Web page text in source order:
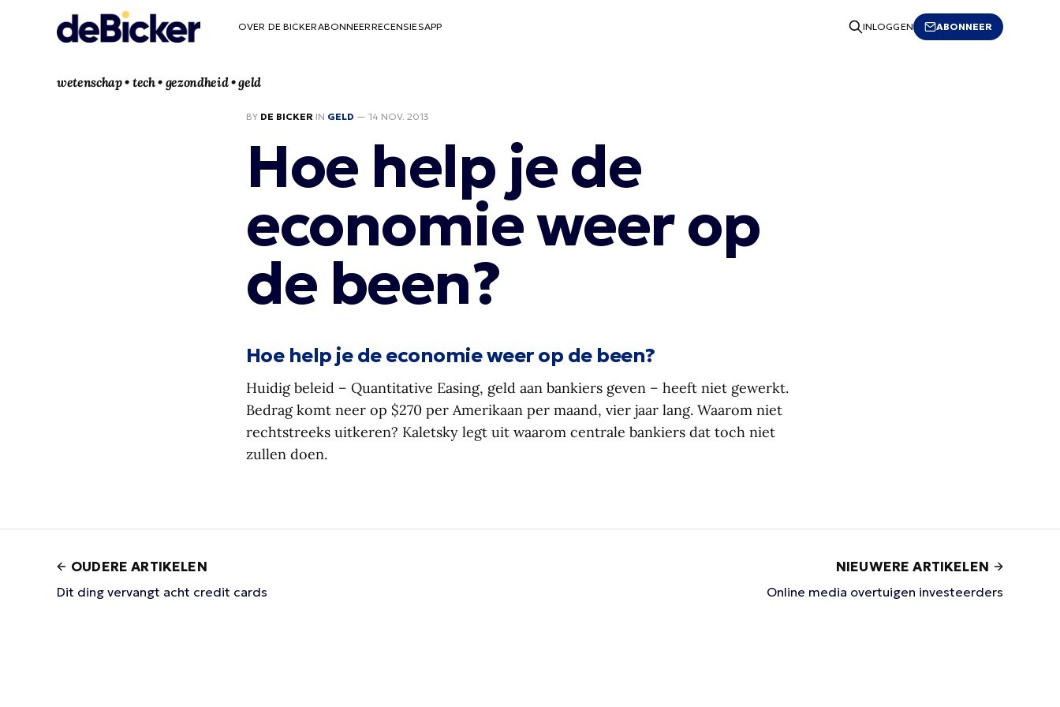
OVER DE BICKERABONNEERRECENSIESAPP INLOGGEN ABONNEER
wetenschap • tech • gezondheid • geld
BY DE BICKER IN GELD — 14 NOV. 2013
Hoe help je de
economie weer op
de been?
Hoe help je de economie weer op de been?
Huidig beleid – Quantitative Easing, geld aan bankiers geven – heeft niet gewerkt.
Bedrag komt neer op $270 per Amerikaan per maand, vier jaar lang. Waarom niet
rechtstreeks uitkeren? Kaletsky legt uit waarom centrale bankiers dat toch niet
zullen doen.
OUDERE ARTIKELEN
Dit ding vervangt acht credit cards
NIEUWERE ARTIKELEN
Online media overtuigen investeerders